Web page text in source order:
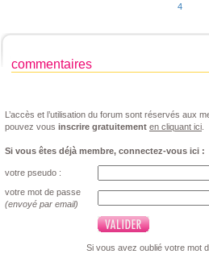
4
commentaires
L’accès et l’utilisation du forum sont réservés aux
pouvez vous inscrire gratuitement en cliquant ici
Si vous êtes déjà membre, connectez-vous ici :
votre pseudo :
votre mot de passe
(envoyé par email)
Si vous avez oublié votre mot